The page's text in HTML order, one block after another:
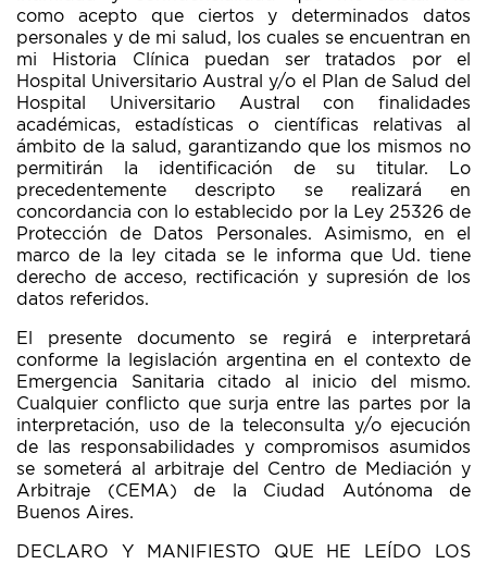
como acepto que ciertos y determinados datos
personales y de mi salud, los cuales se encuentran en
mi Historia Clínica puedan ser tratados por el
Hospital Universitario Austral y/o el Plan de Salud del
Hospital Universitario Austral con finalidades
académicas, estadísticas o científicas relativas al
ámbito de la salud, garantizando que los mismos no
permitirán la identificación de su titular. Lo
precedentemente descripto se realizará en
concordancia con lo establecido por la Ley 25326 de
Protección de Datos Personales. Asimismo, en el
marco de la ley citada se le informa que Ud. tiene
derecho de acceso, rectificación y supresión de los
datos referidos.
El presente documento se regirá e interpretará
conforme la legislación argentina en el contexto de
Emergencia Sanitaria citado al inicio del mismo.
Cualquier conflicto que surja entre las partes por la
interpretación, uso de la teleconsulta y/o ejecución
de las responsabilidades y compromisos asumidos
se someterá al arbitraje del Centro de Mediación y
Arbitraje (CEMA) de la Ciudad Autónoma de
Buenos Aires.
DECLARO Y MANIFIESTO QUE HE LEÍDO LOS